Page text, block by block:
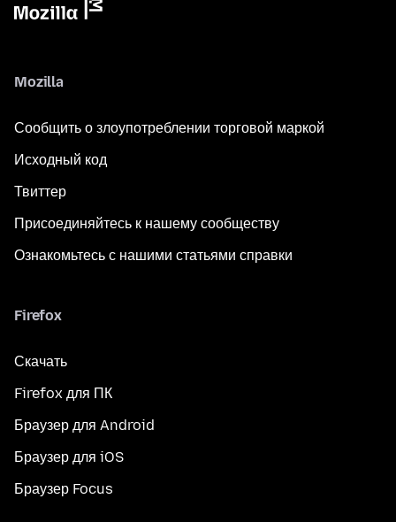
Mozilla
Сообщить о злоупотреблении торговой маркой
Исходный код
Твиттер
Присоединяйтесь к нашему сообществу
Ознакомьтесь с нашими статьями справки
Firefox
Скачать
Firefox для ПК
Браузер для Android
Браузер для iOS
Браузер Focus